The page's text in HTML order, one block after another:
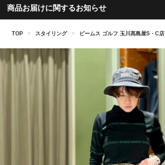
商品お届けに関するお知らせ
TOP > スタイリング > ビームス ゴルフ 玉川髙島屋S・C店